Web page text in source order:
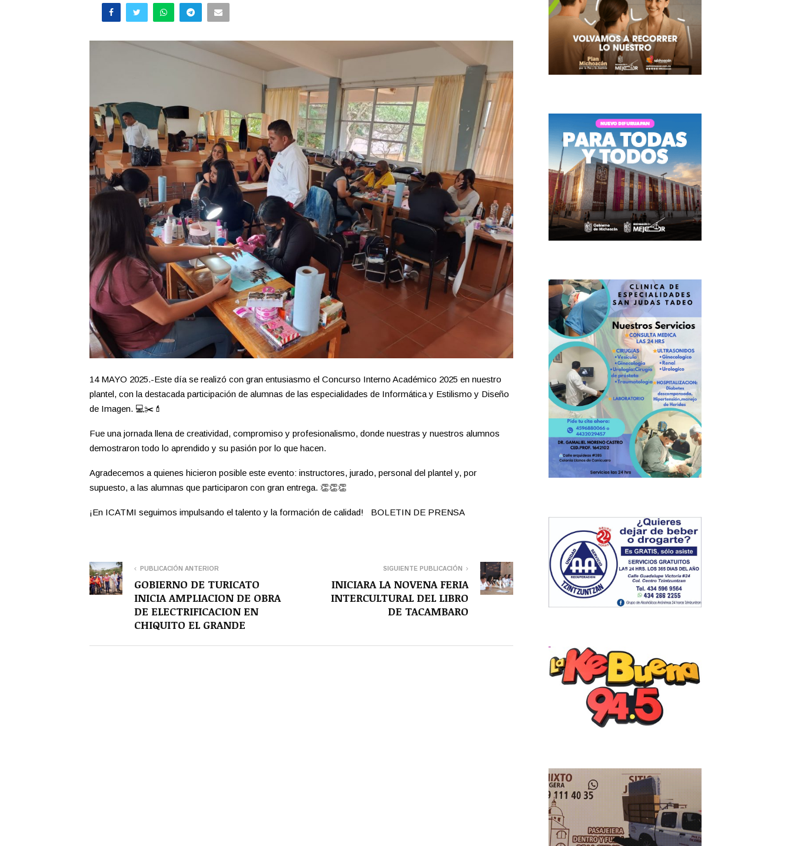
14 MAYO 2025.-Este día se realizó con gran entusiasmo el Concurso Interno Académico 2025 en nuestro
plantel, con la destacada participación de alumnas de las especialidades de Informática y Estilismo y Diseño
de Imagen. 💻✂️💄
Fue una jornada llena de creatividad, compromiso y profesionalismo, donde nuestras y nuestros alumnos
demostraron todo lo aprendido y su pasión por lo que hacen.
Agradecemos a quienes hicieron posible este evento: instructores, jurado, personal del plantel y, por
supuesto, a las alumnas que participaron con gran entrega. 👏👏👏
¡En ICATMI seguimos impulsando el talento y la formación de calidad! BOLETIN DE PRENSA
PUBLICACIÓN ANTERIOR
GOBIERNO DE TURICATO
INICIA AMPLIACION DE OBRA
DE ELECTRIFICACION EN
CHIQUITO EL GRANDE
SIGUIENTE PUBLICACIÓN
INICIARA LA NOVENA FERIA
INTERCULTURAL DEL LIBRO
DE TACAMBARO